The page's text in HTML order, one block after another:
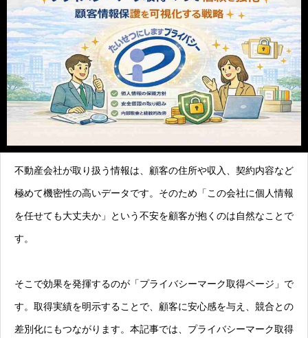
不動産会社が取り扱う情報は、顧客の住所や収入、契約内容など
極めて機密性の高いデータです。そのため「この会社に個人情報
を任せても大丈夫か」という不安を顧客が抱くのは自然なことで
す。
そこで効果を発揮するのが「プライバシーマーク取得ページ」で
す。取得実績を明示することで、顧客に安心感を与え、競合との
差別化にもつながります。本記事では、プライバシーマーク取得